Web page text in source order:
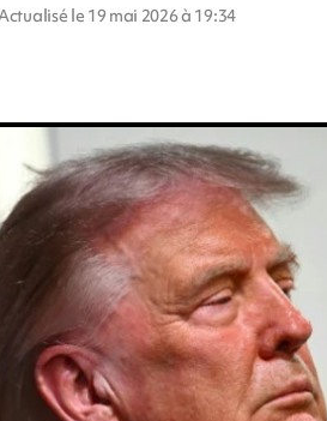
Actualisé le 19 mai 2026 à 19:34